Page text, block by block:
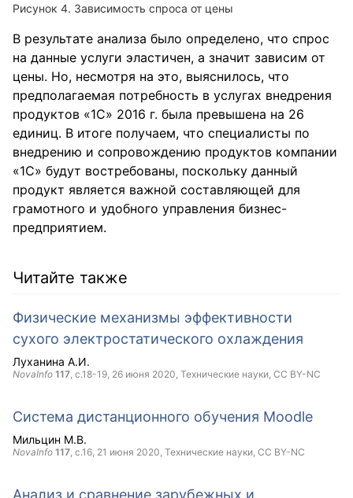
Рисунок 4. Зависимость спроса от цены
В результате анализа было определено, что спрос
на данные услуги эластичен, а значит зависим от
цены. Но, несмотря на это, выяснилось, что
предполагаемая потребность в услугах внедрения
продуктов «1С» 2016 г. была превышена на 26
единиц. В итоге получаем, что специалисты по
внедрению и сопровождению продуктов компании
«1С» будут востребованы, поскольку данный
продукт является важной составляющей для
грамотного и удобного управления бизнес-
предприятием.
Читайте также
Физические механизмы эффективности
сухого электростатического охлаждения
Луханина А.И.
NovaInfo 117 , с.18-19, 26 июня 2020 , Технические науки, CC BY-NC
Система дистанционного обучения Moodle
Мильцин М.В.
NovaInfo 117 , с.16, 21 июня 2020 , Технические науки, CC BY-NC
Анализ и сравнение зарубежных и